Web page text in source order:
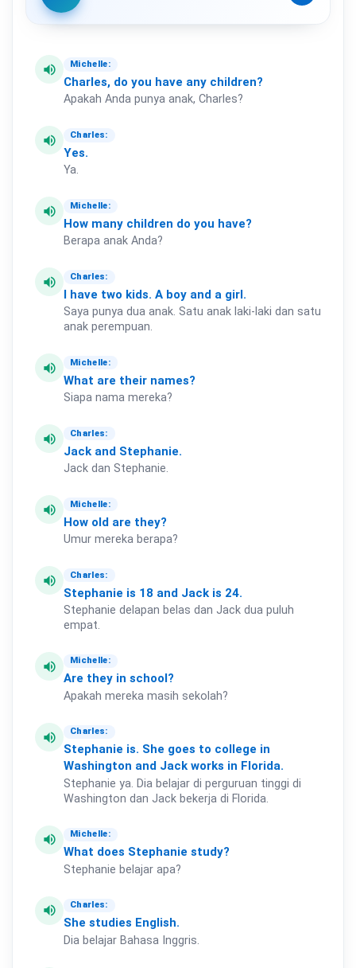
volume_up Michelle:
Charles, do you have any children?
Apakah Anda punya anak, Charles?
volume_up Charles:
Yes.
Ya.
volume_up Michelle:
How many children do you have?
Berapa anak Anda?
volume_up Charles:
I have two kids. A boy and a girl.
Saya punya dua anak. Satu anak laki-laki dan satu
anak perempuan.
volume_up Michelle:
What are their names?
Siapa nama mereka?
volume_up Charles:
Jack and Stephanie.
Jack dan Stephanie.
volume_up Michelle:
How old are they?
Umur mereka berapa?
volume_up Charles:
Stephanie is 18 and Jack is 24.
Stephanie delapan belas dan Jack dua puluh
empat.
volume_up Michelle:
Are they in school?
Apakah mereka masih sekolah?
volume_up Charles:
Stephanie is. She goes to college in
Washington and Jack works in Florida.
Stephanie ya. Dia belajar di perguruan tinggi di
Washington dan Jack bekerja di Florida.
volume_up Michelle:
What does Stephanie study?
Stephanie belajar apa?
volume_up Charles:
She studies English.
Dia belajar Bahasa Inggris.